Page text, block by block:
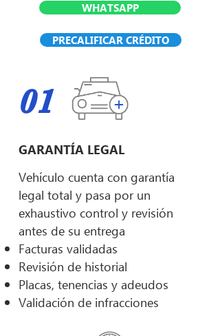
WHATSAPP
PRECALIFICAR CRÉDITO
01
GARANTÍA LEGAL
Vehículo cuenta con garantía
legal total y pasa por un
exhaustivo control y revisión
antes de su entrega
Facturas validadas
Revisión de historial
Placas, tenencias y adeudos
Validación de infracciones